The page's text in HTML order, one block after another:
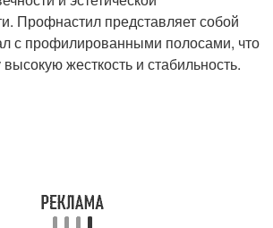
Профнастил представляет собой
с профилированными полосами, что
жесткость и стабильность.